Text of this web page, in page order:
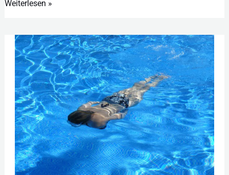
Weiterlesen »